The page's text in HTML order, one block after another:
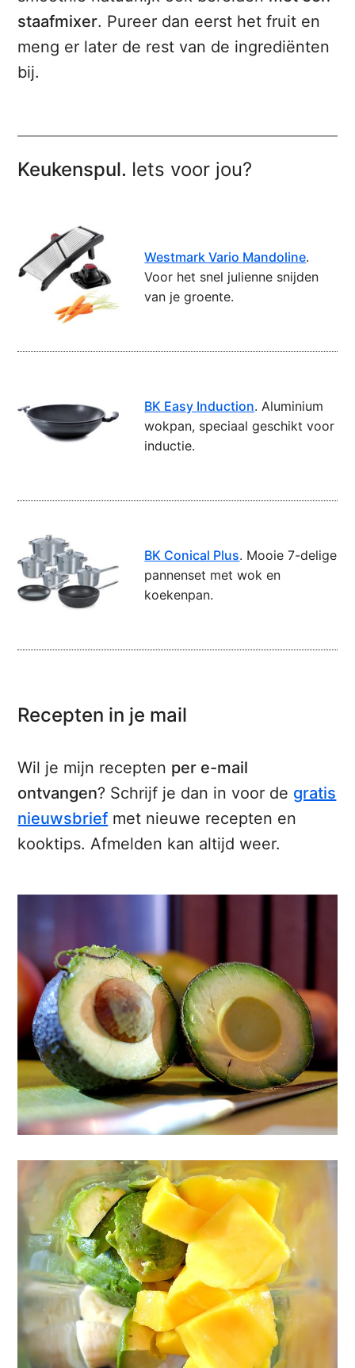
staafmixer. Pureer dan eerst het fruit en
meng er later de rest van de ingrediënten
bij.
Keukenspul. Iets voor jou?
Westmark Vario Mandoline.
Voor het snel julienne snijden
van je groente.
BK Easy Induction. Aluminium
wokpan, speciaal geschikt voor
inductie.
BK Conical Plus. Mooie 7-delige
pannenset met wok en
koekenpan.
Recepten in je mail
Wil je mijn recepten per e-mail
ontvangen? Schrijf je dan in voor de gratis
nieuwsbrief met nieuwe recepten en
kooktips. Afmelden kan altijd weer.